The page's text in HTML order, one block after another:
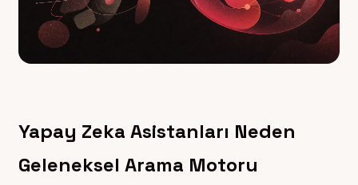
Yapay Zeka Asistanları Neden
Geleneksel Arama Motoru